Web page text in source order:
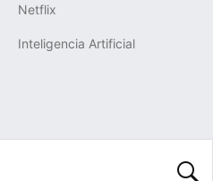
Netflix
Inteligencia Artificial